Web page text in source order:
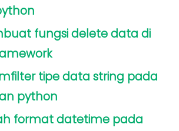
fungsi delete data di
tipe data string pada
python
format datetime pada